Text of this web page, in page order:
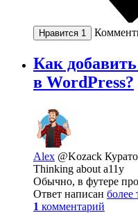
Нравится 1
Как
в WordPress?
Alex @Kozack
Thinking about a11y
Обычно, в футере
Ответ написан более
1 комментарий